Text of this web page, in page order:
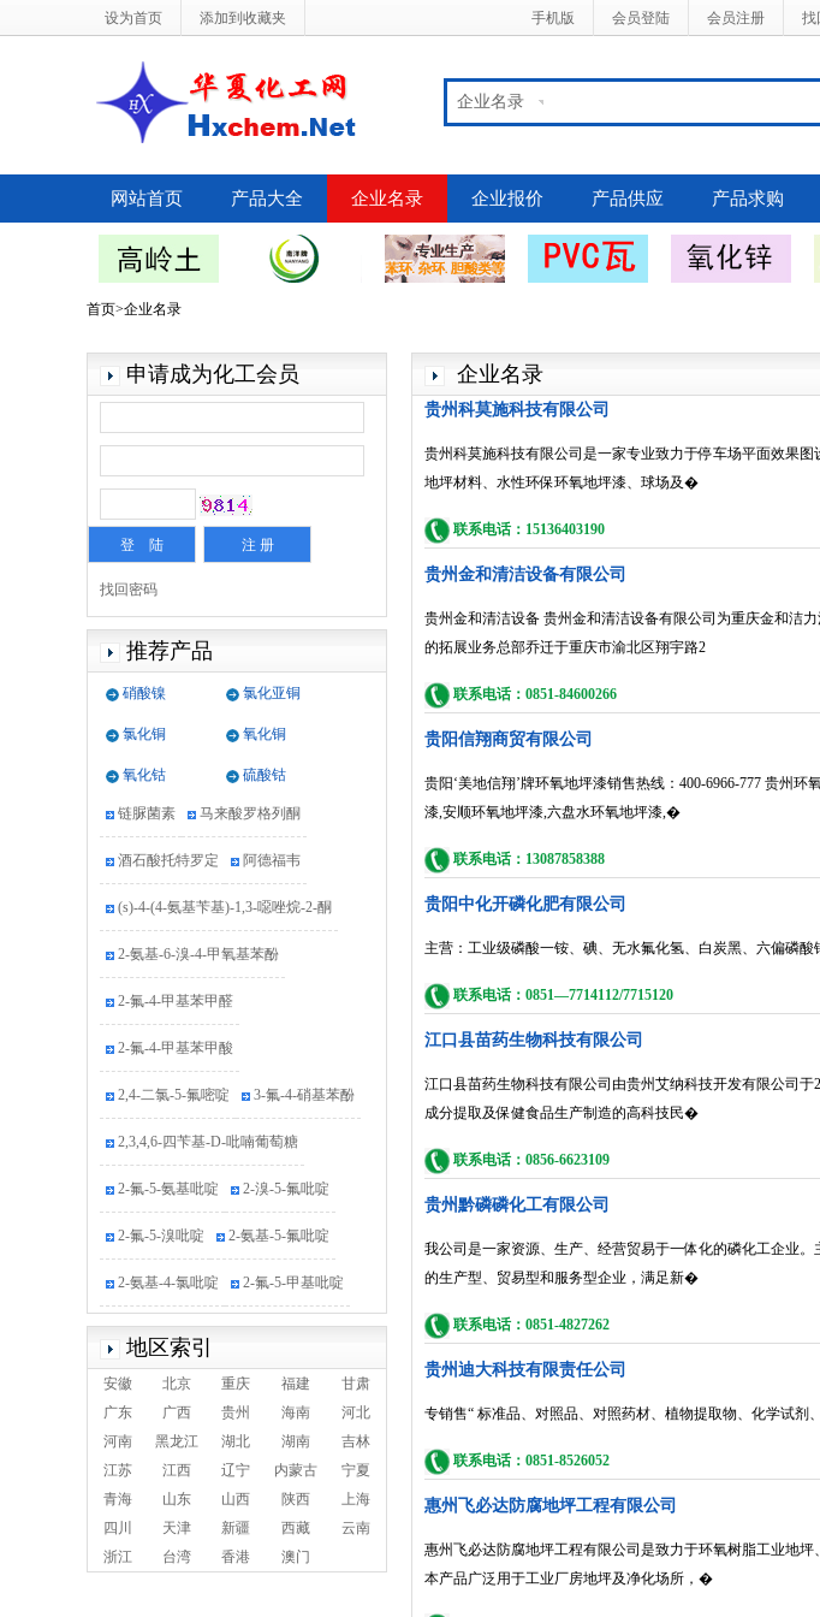
设为首页 添加到收藏夹 手机版 会员登陆 会员注册 找
企业名录
网站首页 产品大全 企业名录 企业报价 产品供应 产品求购
首页>企业名录
申请成为化工会员
找回密码
推荐产品
硝酸镍 氯化亚铜
氯化铜 氧化铜
氧化钴 硫酸钴
链脲菌素 马来酸罗格列酮
酒石酸托特罗定 阿德福韦
(s)-4-(4-氨基苄基)-1,3-噁唑烷-2-酮
2-氨基-6-溴-4-甲氧基苯酚
2-氟-4-甲基苯甲醛
2-氟-4-甲基苯甲酸
2,4-二氯-5-氟嘧啶 3-氟-4-硝基苯酚
2,3,4,6-四苄基-D-吡喃葡萄糖
2-氟-5-氨基吡啶 2-溴-5-氟吡啶
2-氟-5-溴吡啶 2-氨基-5-氟吡啶
2-氨基-4-氯吡啶 2-氟-5-甲基吡啶
4-溴-2-甲基吡啶 2-氯-4-硝基吡啶
5-氯-2-氟吡啶 4-氯烟酸
2,5-二氯吡啶 2-氰基-5-氯吡啶
2-氯-4-溴吡啶
2-氨基-3-甲基-5-溴吡啶 3-氟吡啶
尼莫司汀
地区索引
安徽 北京 重庆 福建
甘肃
广东
广西 贵州 海南
河北
河南
黑龙江 湖北 湖南
吉林
江苏
江西 辽宁 内蒙古
宁夏
青海
山东 山西 陕西
上海
四川
天津 新疆 西藏
云南
浙江
台湾 香港 澳门
企业名录
贵州科莫施科技有限公司
贵州科莫施科技有限公司是一家专业致力于停车场平面效果
地坪材料、水性环保环氧地坪漆、球场及�
联系电话：15136403190
贵州金和清洁设备有限公司
贵州金和清洁设备 贵州金和清洁设备有限公司为重庆金和洁
的拓展业务总部乔迁于重庆市渝北区翔宇路2
联系电话：0851-84600266
贵阳信翔商贸有限公司
贵阳‘美地信翔’牌环氧地坪漆销售热线：400-6966-777 贵州
漆,安顺环氧地坪漆,六盘水环氧地坪漆,�
联系电话：13087858388
贵阳中化开磷化肥有限公司
主营：工业级磷酸一铵、碘、无水氟化氢、白炭黑、六偏磷酸
联系电话：0851—7714112/7715120
江口县苗药生物科技有限公司
江口县苗药生物科技有限公司由贵州艾纳科技开发有限公司
成分提取及保健食品生产制造的高科技民�
联系电话：0856-6623109
贵州黔磷磷化工有限公司
我公司是一家资源、生产、经营贸易于一体化的磷化工企业
的生产型、贸易型和服务型企业，满足新�
联系电话：0851-4827262
贵州迪大科技有限责任公司
专销售“ 标准品、对照品、对照药材、植物提取物、化学试剂
联系电话：0851-8526052
惠州飞必达防腐地坪工程有限公司
惠州飞必达防腐地坪工程有限公司是致力于环氧树脂工业地
本产品广泛用于工业厂房地坪及净化场所，�